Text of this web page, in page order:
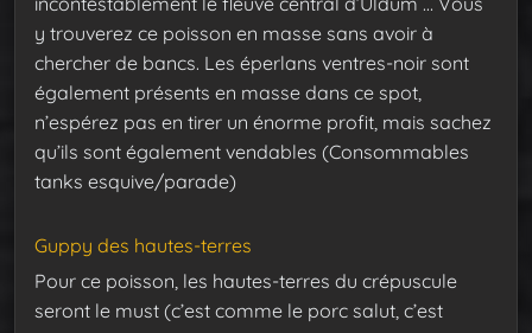
y trouverez ce poisson en masse sans avoir à
chercher de bancs. Les éperlans ventres-noir sont
également présents en masse dans ce spot,
n’espérez pas en tirer un énorme profit, mais sachez
qu’ils sont également vendables (Consommables
tanks esquive/parade)
Guppy des hautes-terres
Pour ce poisson, les hautes-terres du crépuscule
seront le must (c’est comme le porc salut, c’est